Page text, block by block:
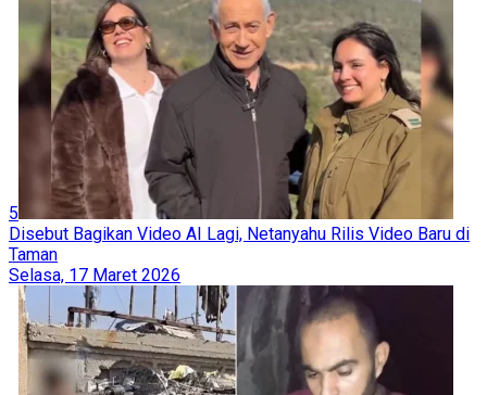
5
Disebut Bagikan Video AI Lagi, Netanyahu Rilis Video Baru di
Taman
Selasa, 17 Maret 2026